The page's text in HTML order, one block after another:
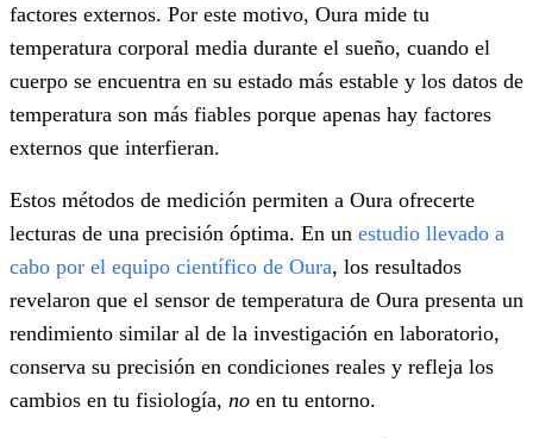
factores externos. Por este motivo, Oura mide tu
temperatura corporal media durante el sueño, cuando el
cuerpo se encuentra en su estado más estable y los datos de
temperatura son más fiables porque apenas hay factores
externos que interfieran.
Estos métodos de medición permiten a Oura ofrecerte
lecturas de una precisión óptima. En un estudio llevado a
cabo por el equipo científico de Oura, los resultados
revelaron que el sensor de temperatura de Oura presenta un
rendimiento similar al de la investigación en laboratorio,
conserva su precisión en condiciones reales y refleja los
cambios en tu fisiología, no en tu entorno.